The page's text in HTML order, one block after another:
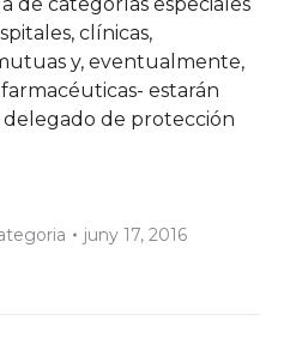
clínicas,
y, eventualmente,
estarán
de protección
juny 17, 2016